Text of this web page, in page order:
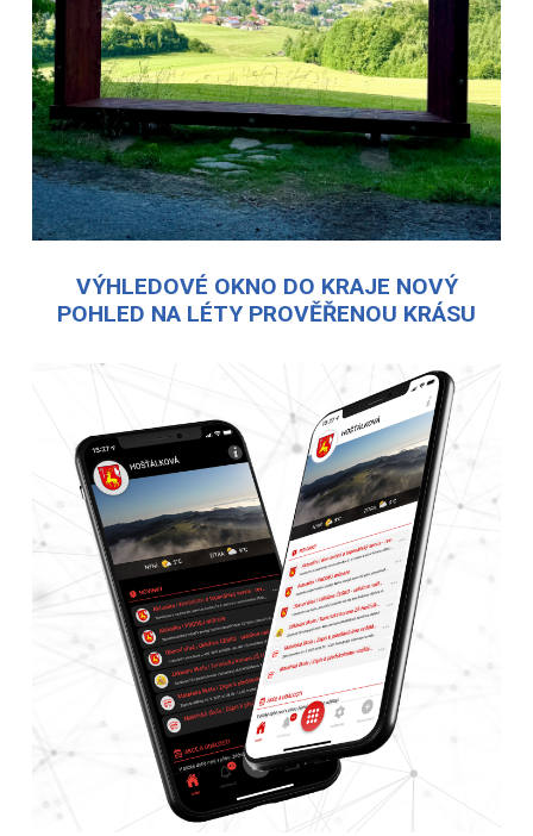
VÝHLEDOVÉ OKNO DO KRAJE NOVÝ
POHLED NA LÉTY PROVĚŘENOU KRÁSU